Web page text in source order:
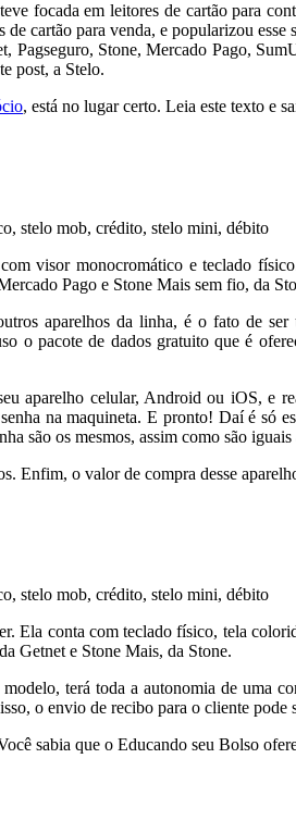
focada em leitores de cartão para
cartão para venda, e popularizou
Pagseguro, Stone, Mercado Pago,
post, a Stelo.
, está no lugar certo. Leia este texto e
visor monocromático e teclado
Pago e Stone Mais sem fio, da
aparelhos da linha, é o fato de
o pacote de dados gratuito que é
aparelho celular, Android ou iOS, e
na maquineta. E pronto! Daí é só
são os mesmos, assim como são
Enfim, o valor de compra desse
Ela conta com teclado físico, tela
Getnet e Stone Mais, da Stone.
terá toda a autonomia de uma
o envio de recibo para o cliente
sabia que o Educando seu Bolso